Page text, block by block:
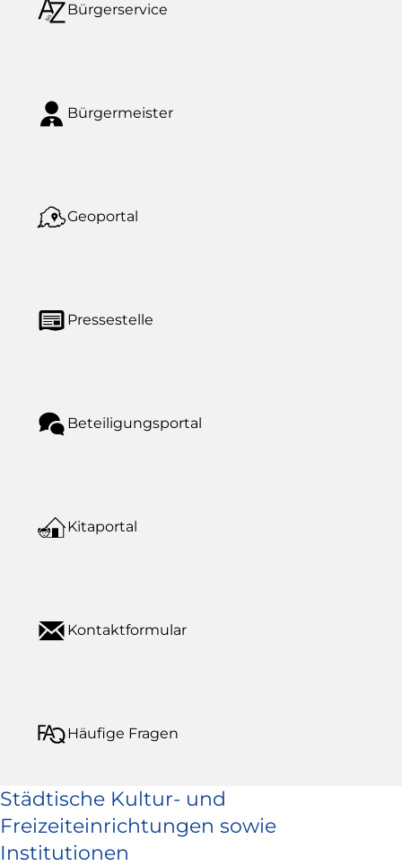
Bürgerservice
Bürgermeister
Geoportal
Pressestelle
Beteiligungsportal
Kitaportal
Kontaktformular
Häufige Fragen
Städtische Kultur- und
Freizeiteinrichtungen sowie
Institutionen